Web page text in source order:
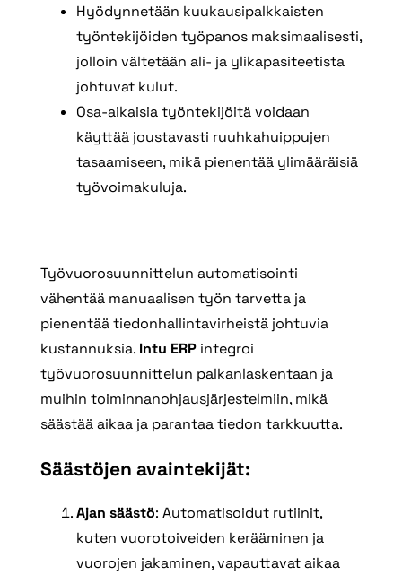
Hyödynnetään kuukausipalkkaisten
työntekijöiden työpanos maksimaalisesti,
jolloin vältetään ali- ja ylikapasiteetista
johtuvat kulut.
Osa-aikaisia työntekijöitä voidaan
käyttää joustavasti ruuhkahuippujen
tasaamiseen, mikä pienentää ylimääräisiä
työvoimakuluja.
Työvuorosuunnittelun automatisointi
vähentää manuaalisen työn tarvetta ja
pienentää tiedonhallintavirheistä johtuvia
kustannuksia. Intu ERPintegroi
työvuorosuunnittelun palkanlaskentaan ja
muihin toiminnanohjausjärjestelmiin, mikä
säästää aikaa ja parantaa tiedon tarkkuutta.
Säästöjen avaintekijät:
Ajan säästö: Automatisoidut rutiinit,
kuten vuorotoiveiden kerääminen ja
vuorojen jakaminen, vapauttavat aikaa